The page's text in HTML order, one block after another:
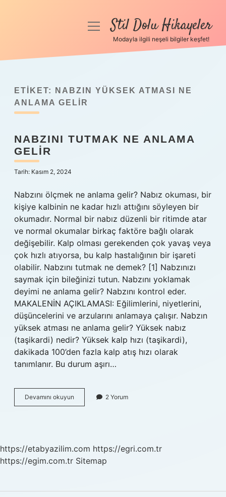
Anasayfa
Yasal Uyarı
menüyüStil Dolu Hikayeler
Modayla ilgili neşeli bilgiler keşfet!
ETIKET:
NABZIN YÜKSEK ATMASI NE
ANLAMA GELIR
NABZINI TUTMAK NE ANLAMA
GELIR
Tarih: Kasım 2, 2024
Nabzını ölçmek ne anlama gelir? Nabız okuması, bir
kişiye kalbinin ne kadar hızlı attığını söyleyen bir
okumadır. Normal bir nabız düzenli bir ritimde atar
ve normal okumalar birkaç faktöre bağlı olarak
değişebilir. Kalp olması gerekenden çok yavaş veya
çok hızlı atıyorsa, bu kalp hastalığının bir işareti
olabilir. Nabzını tutmak ne demek? [1] Nabzınızı
saymak için bileğinizi tutun. Nabzını yoklamak
deyimi ne anlama gelir? Nabzını kontrol eder.
MAKALENİN AÇIKLAMASI: Eğilimlerini, niyetlerini,
düşüncelerini ve arzularını anlamaya çalışır. Nabzın
yüksek atması ne anlama gelir? Yüksek nabız
(taşikardi) nedir? Yüksek kalp hızı (taşikardi),
dakikada 100’den fazla kalp atış hızı olarak
tanımlanır. Bu durum aşırı…
Devamını okuyun
Tutmak
2 Yorum
https://etabyazilim.com https://egri.com.tr
https://egim.com.tr Sitemap